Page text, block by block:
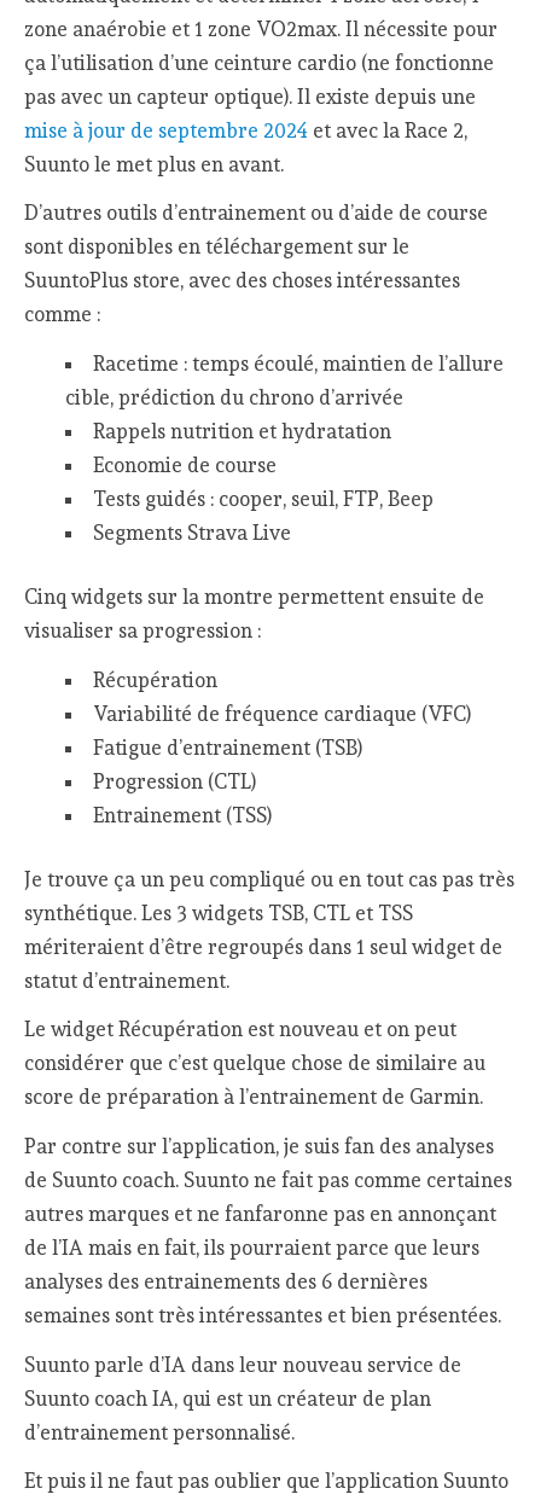
zone anaérobie et 1 zone VO2max. Il nécessite pour
ça l’utilisation d’une ceinture cardio (ne fonctionne
pas avec un capteur optique). Il existe depuis une
mise à jour de septembre 2024 et avec la Race 2,
Suunto le met plus en avant.
D’autres outils d’entrainement ou d’aide de course
sont disponibles en téléchargement sur le
SuuntoPlus store, avec des choses intéressantes
comme :
Racetime : temps écoulé, maintien de l’allure
cible, prédiction du chrono d’arrivée
Rappels nutrition et hydratation
Economie de course
Tests guidés : cooper, seuil, FTP, Beep
Segments Strava Live
Cinq widgets sur la montre permettent ensuite de
visualiser sa progression :
Récupération
Variabilité de fréquence cardiaque (VFC)
Fatigue d’entrainement (TSB)
Progression (CTL)
Entrainement (TSS)
Je trouve ça un peu compliqué ou en tout cas pas très
synthétique. Les 3 widgets TSB, CTL et TSS
mériteraient d’être regroupés dans 1 seul widget de
statut d’entrainement.
Le widget Récupération est nouveau et on peut
considérer que c’est quelque chose de similaire au
score de préparation à l’entrainement de Garmin.
Par contre sur l’application, je suis fan des analyses
de Suunto coach. Suunto ne fait pas comme certaines
autres marques et ne fanfaronne pas en annonçant
de l’IA mais en fait, ils pourraient parce que leurs
analyses des entrainements des 6 dernières
semaines sont très intéressantes et bien présentées.
Suunto parle d’IA dans leur nouveau service de
Suunto coach IA, qui est un créateur de plan
d’entrainement personnalisé.
Et puis il ne faut pas oublier que l’application Suunto